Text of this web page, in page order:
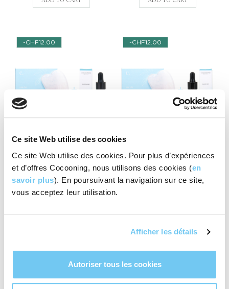
Ce site Web utilise des cookies
Ce site Web utilise des cookies. Pour plus d’expériences
et d’offres Cocooning, nous utilisons des cookies (en
savoir plus). En poursuivant la navigation sur ce site,
vous acceptez leur utilisation.
Afficher les détails
Autoriser tous les cookies
-CHF12.00
Duo Gua Sha + Elixir jaune
CHF69.00
-CHF12.00
Duo Gua Sha + Elixir vert
CHF69.00